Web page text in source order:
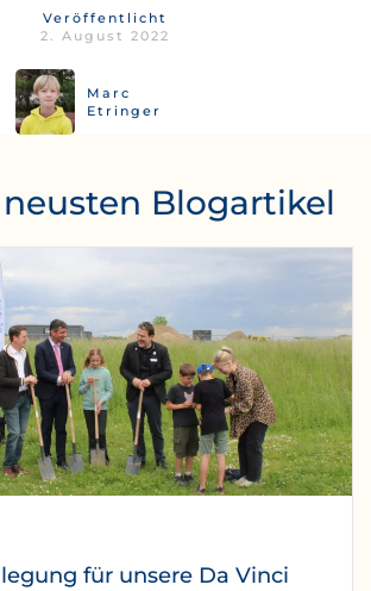
Veröffentlicht
2. August 2022
Marc
Etringer
neusten Blogartikel
für unsere Da Vinci